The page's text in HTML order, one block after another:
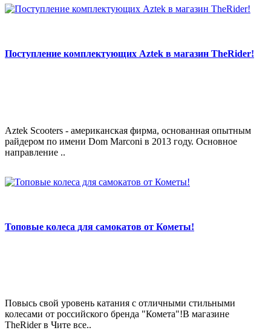
Поступление комплектующих Aztek в магазин TheRider!
Aztek Scooters - американская фирма, основанная опытным
райдером по имени Dom Marconi в 2013 году. Основное
направление ..
Топовые колеса для самокатов от Кометы!
Повысь свой уровень катания с отличными стильными
колесами от российского бренда "Комета"!В магазине
TheRider в Чите все..